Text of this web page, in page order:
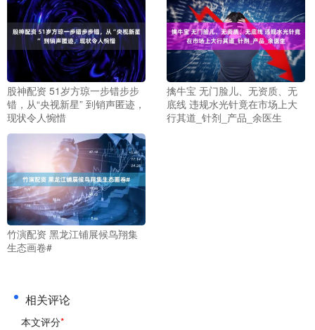
股神配资 51岁方琼一步错步步
错，从“央视新星” 到销声匿迹，
现状令人惋惜
擒牛宝 无门脸儿、无资质、无
底线 违规水光针竟在市场上大
行其道_针剂_产品_余医生
竹演配资 黑龙江铺展候鸟翔集
生态画卷#
相关评论
本文评分*